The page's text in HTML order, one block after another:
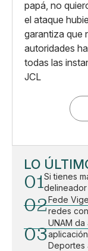
papá, no
el ataque
garantiza que
autoridades
todas las
JCL
LO
01Si tienes
02Fede
redes
03
UNAM
Deportes